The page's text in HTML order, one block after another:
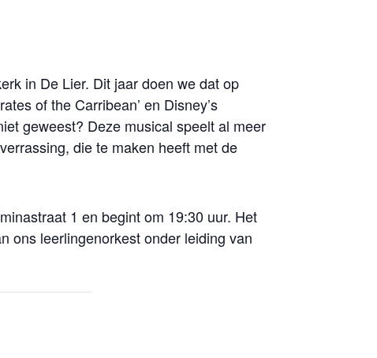
in De Lier. Dit jaar doen we dat op
of the Carribean’ en Disney’s
geweest? Deze musical speelt al meer
die te maken heeft met de
1 en begint om 19:30 uur. Het
ons leerlingenorkest onder leiding van